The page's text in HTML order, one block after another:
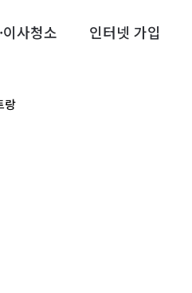
이사청소 인터넷 가입
랑